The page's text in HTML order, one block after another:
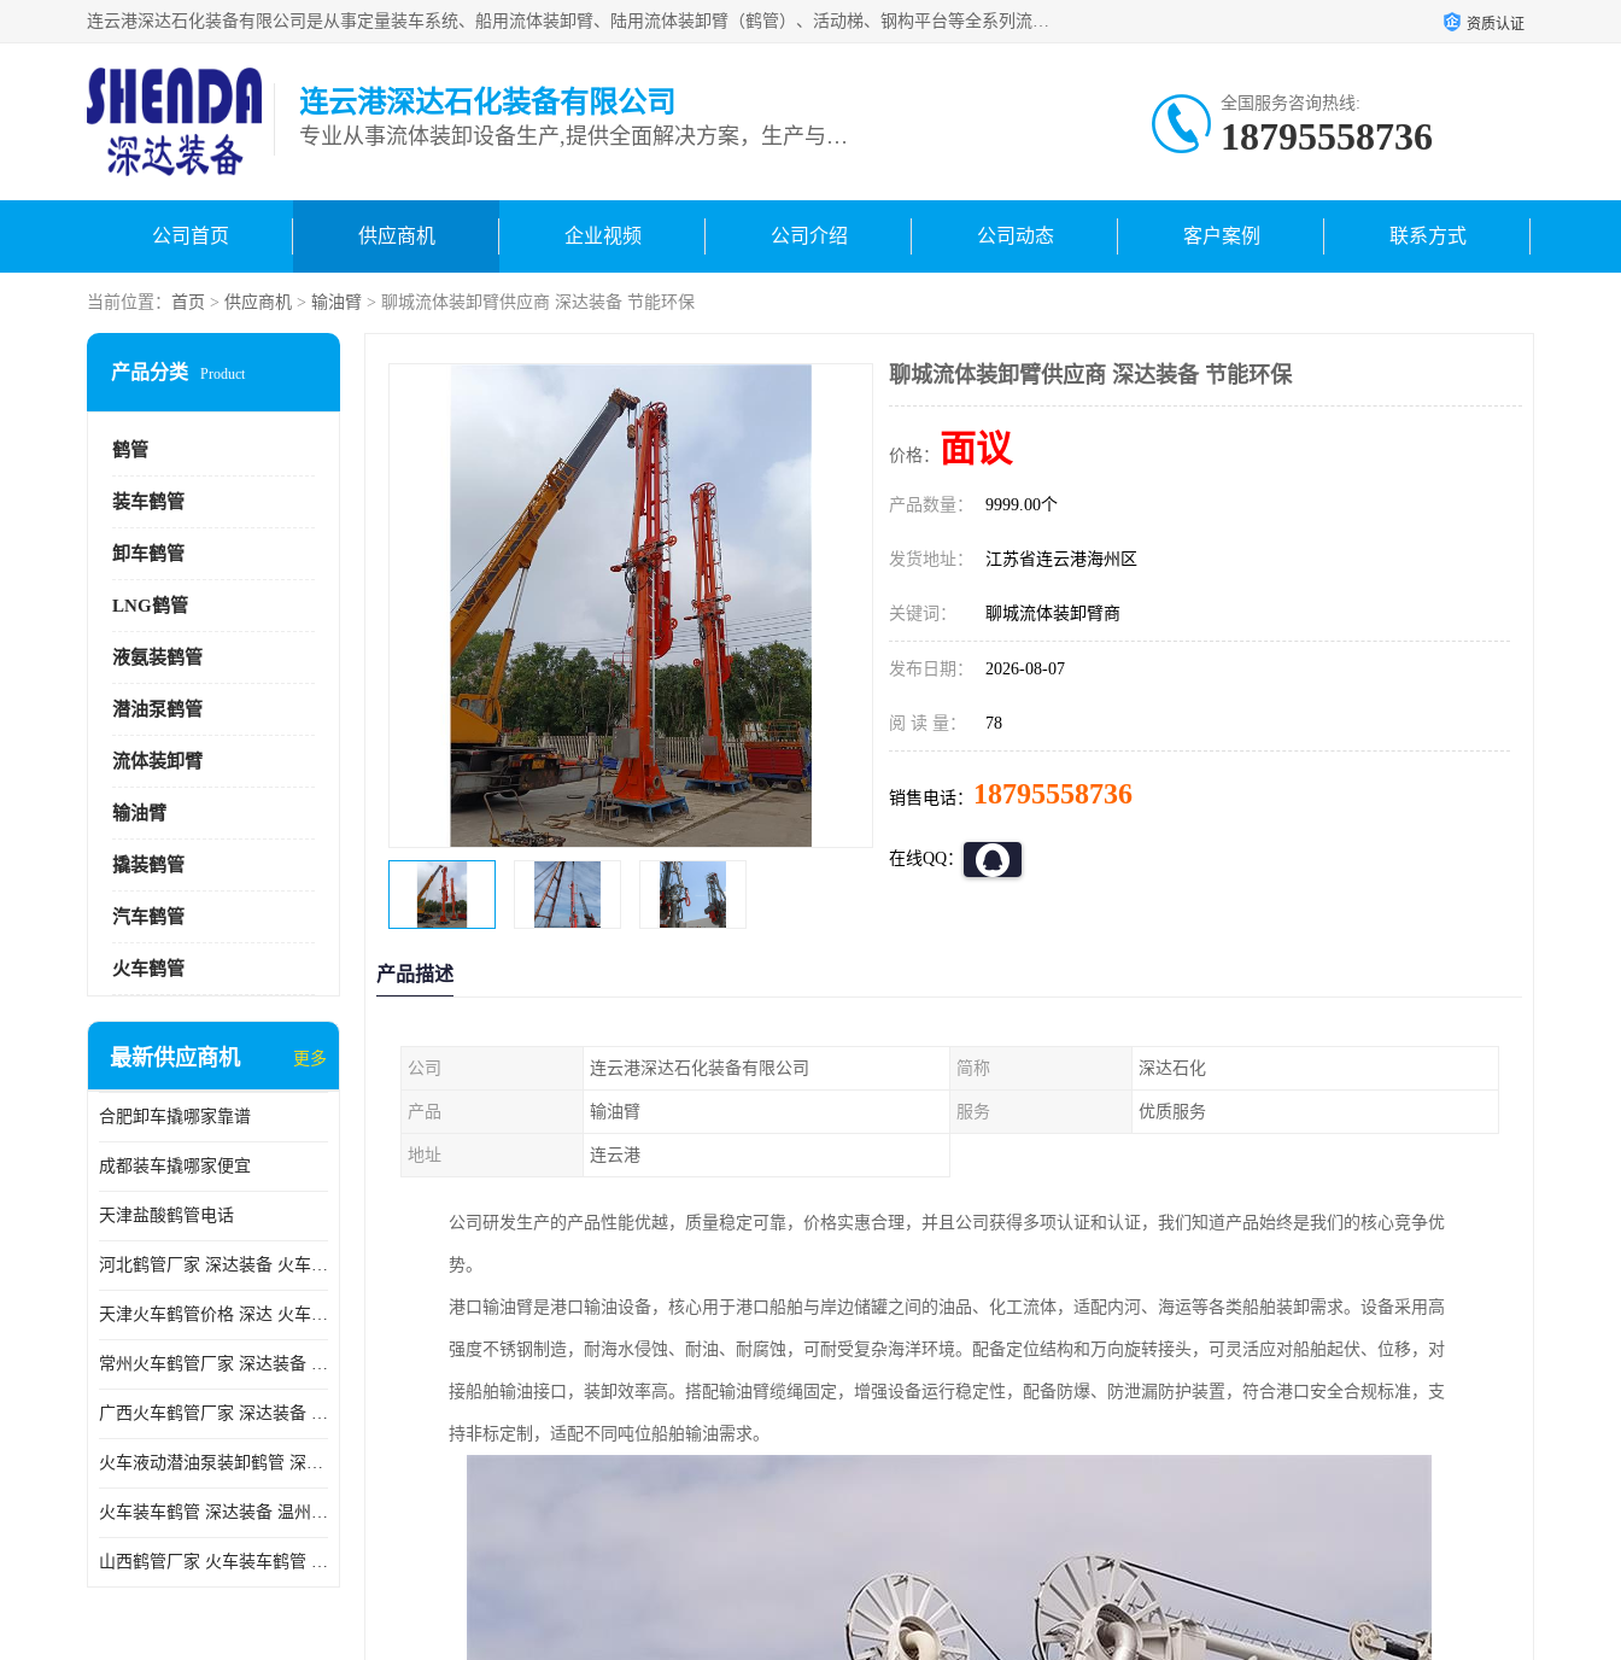
连云港深达石化装备有限公司是从事定量装车系统、船用流体装卸臂、陆用流体装卸臂（鹤管）、活动梯、钢构平台等全系列流体装卸设备的设计、制造、销售以及服务的专业供应商。公司始终以客户为中心，密切跟踪国内外油气储运及装卸设备先进技术的发展，以先进的技术、优质的产品、一流的服务，满足客户需求。 资质认证
连云港深达石化装备有限公司
专业从事流体装卸设备生产,提供全面解决方案，生产与定制服务
全国服务咨询热线:
18795558736
公司首页 供应商机 企业视频 公司介绍 公司动态 客户案例 联系方式
当前位置： 首页 > 供应商机 > 输油臂 > 聊城流体装卸臂供应商 深达装备 节能环保
产品分类 Product
鹤管
装车鹤管
卸车鹤管
LNG鹤管
液氨装鹤管
潜油泵鹤管
流体装卸臂
输油臂
撬装鹤管
汽车鹤管
火车鹤管
最新供应商机 更多
合肥卸车撬哪家靠谱
成都装车撬哪家便宜
天津盐酸鹤管电话
河北鹤管厂家 深达装备 火车液动潜油泵装卸鹤管
天津火车鹤管价格 深达 火车鹤管系列
常州火车鹤管厂家 深达装备 火车鹤管系列
广西火车鹤管厂家 深达装备 火车鹤管系列
火车液动潜油泵装卸鹤管 深达装备 安徽火车鹤管厂家
火车装车鹤管 深达装备 温州鹤管价格
山西鹤管厂家 火车装车鹤管 深达
聊城流体装卸臂供应商 深达装备 节能环保
价格： 面议
产品数量： 9999.00个
发货地址： 江苏省连云港海州区
关键词： 聊城流体装卸臂商
发布日期： 2026-08-07
阅 读 量： 78
销售电话： 18795558736
在线QQ：
产品描述
公司 连云港深达石化装备有限公司 简称 深达石化
产品 输油臂 服务 优质服务
地址 连云港
公司研发生产的产品性能优越，质量稳定可靠，价格实惠合理，并且公司获得多项认证和认证，我们知道产品始终是我们的核心竞争优
势。
港口输油臂是港口输油设备，核心用于港口船舶与岸边储罐之间的油品、化工流体，适配内河、海运等各类船舶装卸需求。设备采用高
强度不锈钢制造，耐海水侵蚀、耐油、耐腐蚀，可耐受复杂海洋环境。配备定位结构和万向旋转接头，可灵活应对船舶起伏、位移，对
接船舶输油接口，装卸效率高。搭配输油臂缆绳固定，增强设备运行稳定性，配备防爆、防泄漏防护装置，符合港口安全合规标准，支
持非标定制，适配不同吨位船舶输油需求。